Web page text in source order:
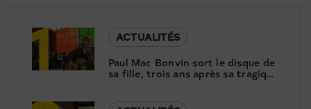
1
ACTUALITÉS
Paul Mac Bonvin sort le disque de
sa fille, trois ans après sa tragique